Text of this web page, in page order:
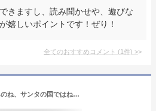
きますし、読み聞かせや、遊びな
嬉しいポイントです！ぜり！
全てのおすすめコメント (1件) >
のね、サンタの国ではね…